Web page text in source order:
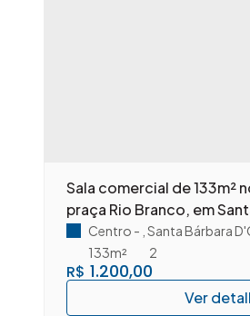
Sala comercial de 133m²
praça Rio Branco, em
D'Oeste/SP.
R$ 1.200,00
Centro ,Santa Bárbara
2
133m²